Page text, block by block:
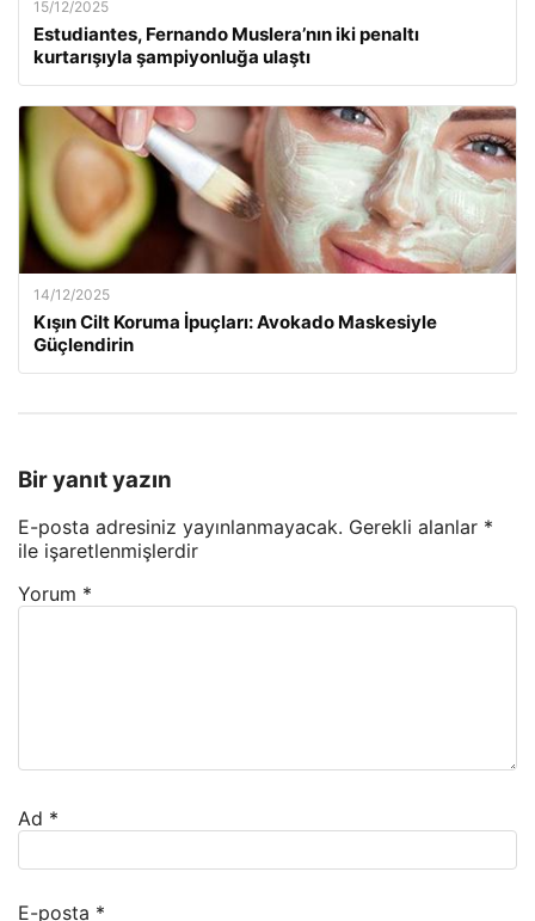
15/12/2025
Estudiantes, Fernando Muslera’nın iki penaltı
kurtarışıyla şampiyonluğa ulaştı
14/12/2025
Kışın Cilt Koruma İpuçları: Avokado Maskesiyle
Güçlendirin
Bir yanıt yazın
E-posta adresiniz yayınlanmayacak. Gerekli alanlar *
ile işaretlenmişlerdir
Yorum *
Ad *
E-posta *